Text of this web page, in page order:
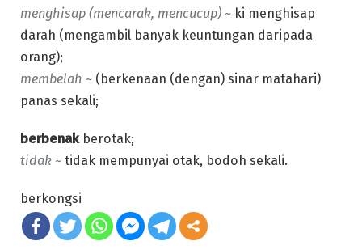
menghisap (mencarak, mencucup) ~ ki menghisap
darah (mengambil banyak keuntungan daripada
orang);
membelah ~ (berkenaan (dengan) sinar matahari)
panas sekali;
berbenakberotak;
tidak ~ tidak mempunyai otak, bodoh sekali.
berkongsi